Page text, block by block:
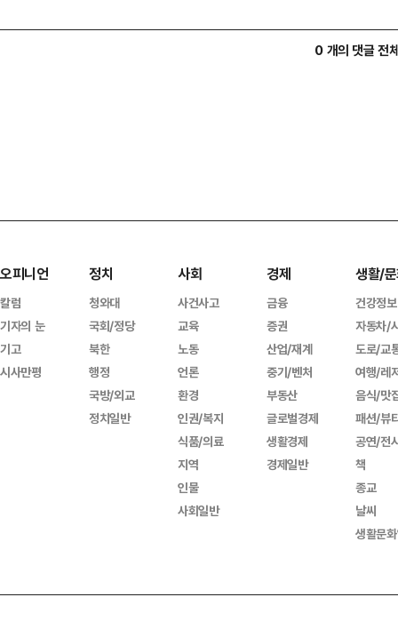
0 개의 댓글 전
오피니언
칼럼
기자의 눈
기고
시사만평
정치
청와대
국회/정당
북한
행정
국방/외교
정치일반
사회
사건사고
교육
노동
언론
환경
인권/복지
식품/의료
지역
인물
사회일반
경제
금융
증권
산업/재계
중기/벤처
부동산
글로벌경제
생활경제
경제일반
생활/
건강정보
자동차/
도로/교
여행/레
음식/맛
패션/뷰
공연/전
책
종교
날씨
생활문